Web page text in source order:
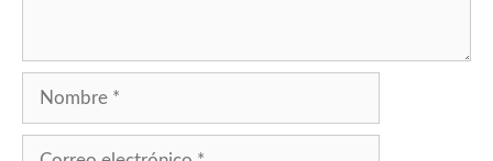
Nombre
Correo